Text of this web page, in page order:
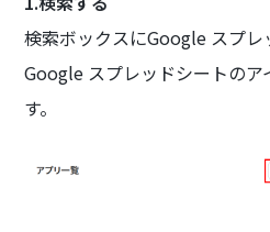
検索ボックスにGoogle スプレ
Google スプレッドシートのア
す。